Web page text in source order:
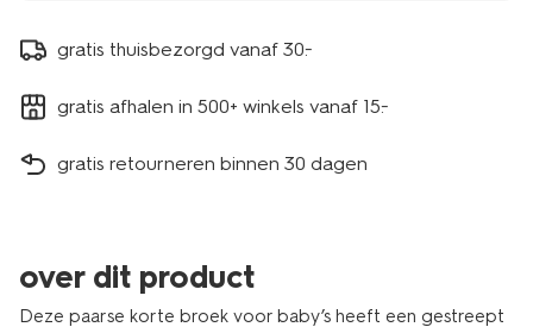
gratis thuisbezorgd vanaf 30.-
gratis afhalen in 500+ winkels vanaf 15.-
gratis retourneren binnen 30 dagen
over dit product
Deze paarse korte broek voor baby’s heeft een gestreept